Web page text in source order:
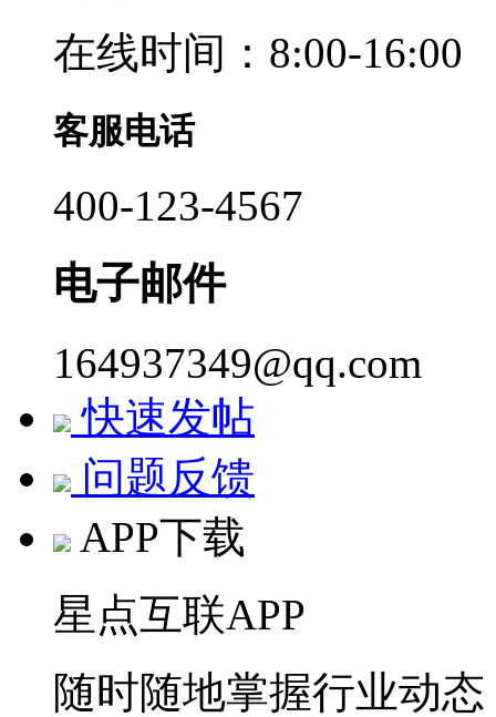
在线时间：8:00-16:00
客服电话
400-123-4567
电子邮件
164937349@qq.com
快速发帖
问题反馈
APP下载
星点互联APP
随时随地掌握行业动态